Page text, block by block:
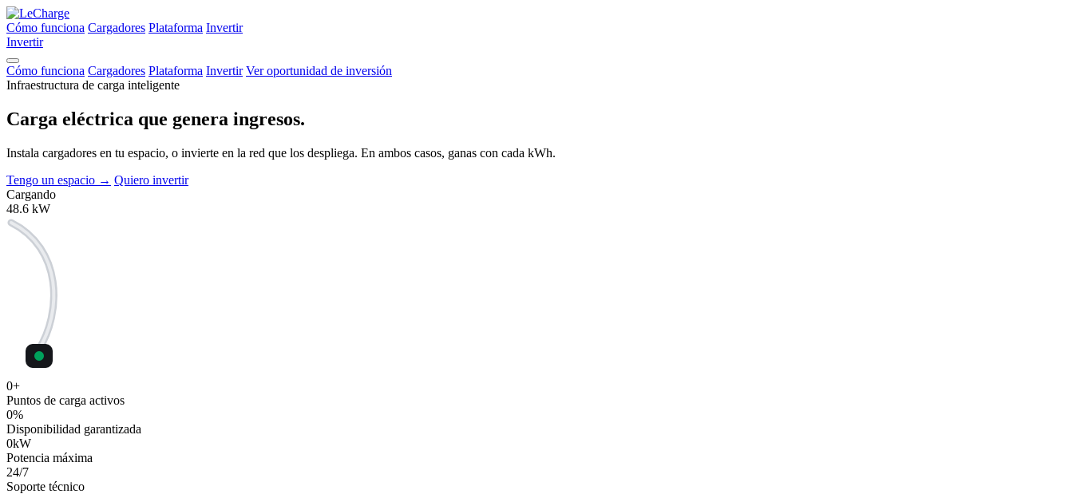
Cómo funciona Cargadores Plataforma Invertir
Invertir
Cómo funciona Cargadores Plataforma Invertir Ver oportunidad de inversión
Infraestructura de carga inteligente
Carga eléctrica que genera ingresos.
Instala cargadores en tu espacio, o invierte en la red que los despliega. En ambos casos, ganas con cada kWh.
Tengo un espacio → Quiero invertir
Cargando
48.6 kW
0+
Puntos de carga activos
0%
Disponibilidad garantizada
0kW
Potencia máxima
24/7
Soporte técnico